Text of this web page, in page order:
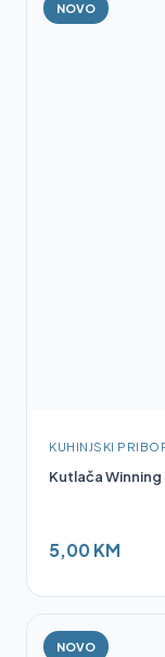
NOVO
KUHINJSKI
Kutlača
5,00 KM
NOVO